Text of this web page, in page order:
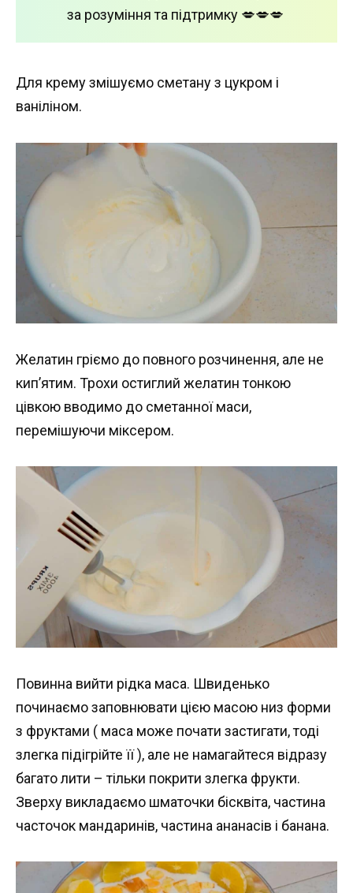
за розуміння та підтримку 💋💋💋
Для крему змішуємо сметану з цукром і
ваніліном.
Желатин гріємо до повного розчинення, але не
кип’ятим. Трохи остиглий желатин тонкою
цівкою вводимо до сметанної маси,
перемішуючи міксером.
Повинна вийти рідка маса. Швиденько
починаємо заповнювати цією масою низ форми
з фруктами ( маса може почати застигати, тоді
злегка підігрійте її ), але не намагайтеся відразу
багато лити – тільки покрити злегка фрукти.
Зверху викладаємо шматочки бісквіта, частина
часточок мандаринів, частина ананасів і банана.